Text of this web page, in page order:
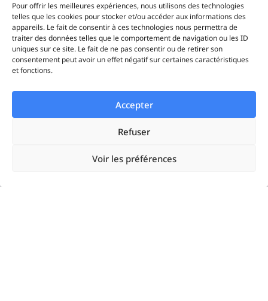
Pour offrir les meilleures expériences, nous utilisons des technologies
telles que les cookies pour stocker et/ou accéder aux informations des
appareils. Le fait de consentir à ces technologies nous permettra de
traiter des données telles que le comportement de navigation ou les ID
uniques sur ce site. Le fait de ne pas consentir ou de retirer son
consentement peut avoir un effet négatif sur certaines caractéristiques
et fonctions.
Accepter
Refuser
Voir les préférences
Ciblage
Timeline